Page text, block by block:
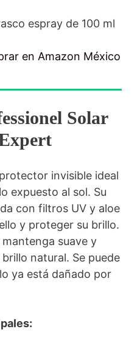
espray de 100 ml
en Amazon México
Solar
invisible ideal
expuesto al sol. Su
con filtros UV y aloe
y proteger su brillo.
suave y
natural. Se puede
ya está dañado por